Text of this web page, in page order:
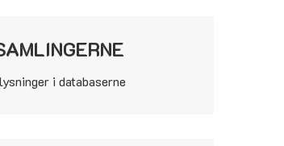
i databaserne